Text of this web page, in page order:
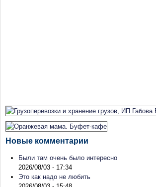
Новые комментарии
Были там очень было интересно
2026/08/03 - 17:34
Это как надо не любить